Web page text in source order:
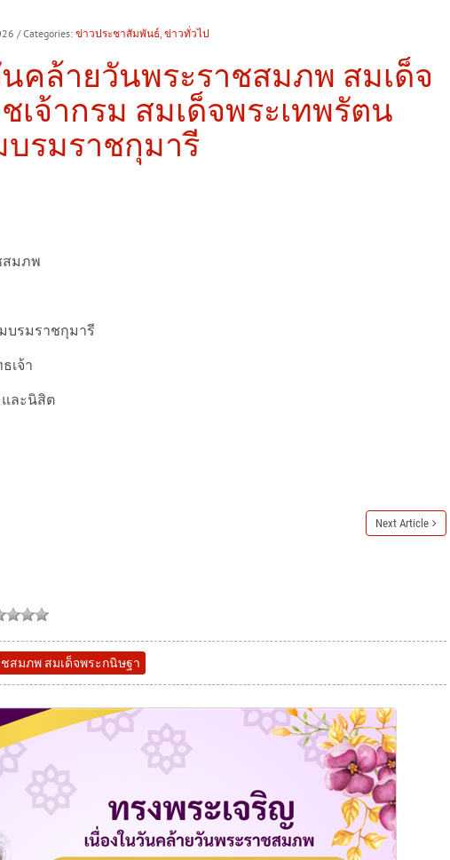
/ Categories: ข่าวประชาสัมพันธ์ ข่าวทั่วไป
คล้ายวันพระราชสมภพ สมเด็จ
เจ้ากรม สมเด็จพระเทพรัตน
บรมราชกุมารี
สมภพ
บรมราชกุมารี
เจ้า
ละนิสิต
Next Article
สมภพ สมเด็จพระกนิษฐา